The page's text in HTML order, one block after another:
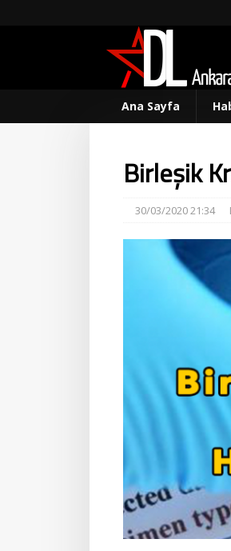
Ana Sayfa
Birleşik
30/03/2020 21:34